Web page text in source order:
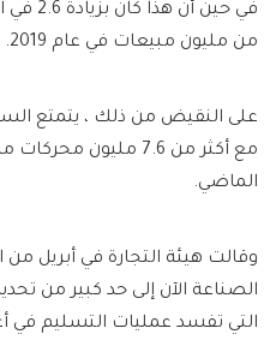
من مليون مبيعات في عام 2019.
على النقيض من ذلك ، يتمتع
مع أكثر من 7.6 مليون
الماضي.
وقالت هيئة التجارة في أبريل
الصناعة الآن إلى حد كبير من
التي تفسد عمليات التسليم في